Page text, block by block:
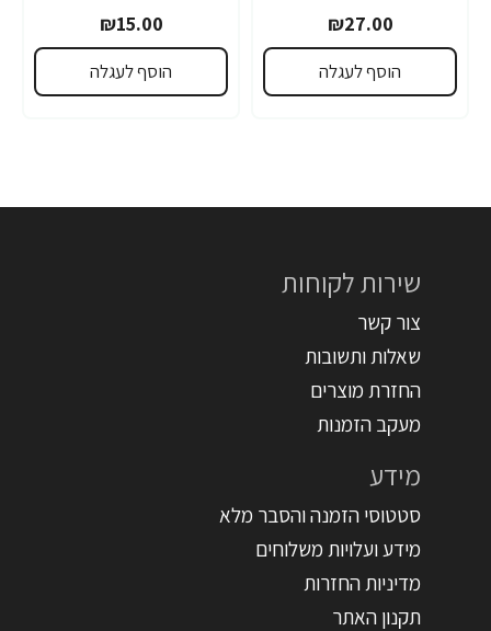
₪27.00
הוסף לעגלה
₪15.00
הוסף לעגלה
שירות לקוחות
צור קשר
שאלות ותשובות
החזרת מוצרים
מעקב הזמנות
מידע
סטטוסי הזמנה והסבר מלא
מידע ועלויות משלוחים
מדיניות החזרות
תקנון האתר